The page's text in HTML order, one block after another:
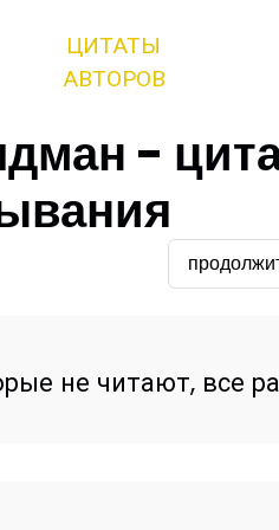
ЦИТАТЫ
АВТОРОВ
-
не читают, все